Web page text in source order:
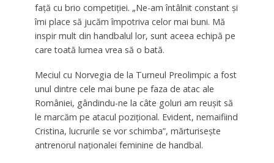
față cu brio competiției. „Ne-am întâlnit constant și
îmi place să jucăm împotriva celor mai buni. Mă
inspir mult din handbalul lor, sunt aceea echipă pe
care toată lumea vrea să o bată.
Meciul cu Norvegia de la Turneul Preolimpic a fost
unul dintre cele mai bune pe faza de atac ale
României, gândindu-ne la câte goluri am reușit să
le marcăm pe atacul pozițional. Evident, nemaifiind
Cristina, lucrurile se vor schimba”, mărturisește
antrenorul naționalei feminine de handbal.